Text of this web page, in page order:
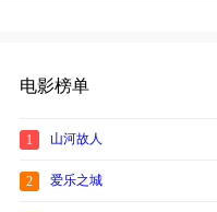
电影榜单
1 山河故人
2 爱乐之城